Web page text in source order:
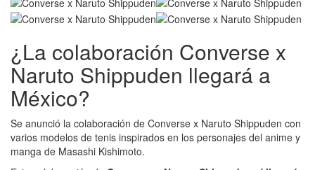
¿La colaboración Converse x
Naruto Shippuden llegará a
México?
Se anunció la colaboración de Converse x Naruto Shippuden con
varios modelos de tenis inspirados en los personajes del anime y
manga de Masashi Kishimoto.